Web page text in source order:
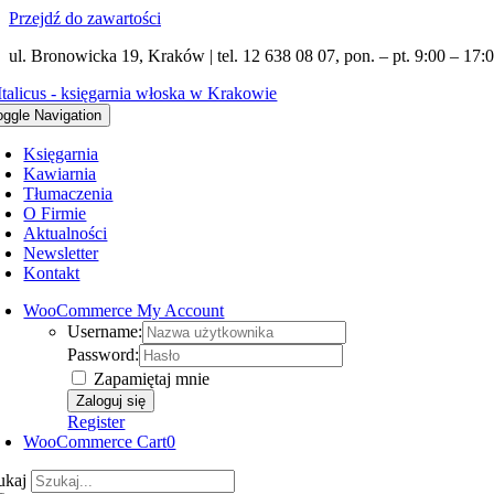
Przejdź do zawartości
ul. Bronowicka 19, Kraków | tel. 12 638 08 07, pon. – pt. 9:00 –
Navigation
Księgarnia
Kawiarnia
Tłumaczenia
O Firmie
Aktualności
Newsletter
Kontakt
WooCommerce My Account
Username:
Password:
Zapamiętaj mnie
Register
WooCommerce Cart0